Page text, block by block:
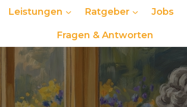
Leistungen Ratgeber Jobs
Fragen & Antworten